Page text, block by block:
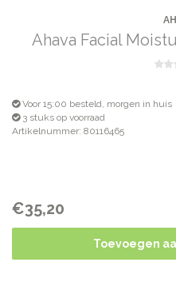
Ahava Facial
Voor 15:00 besteld, morgen in huis
3 stuks op voorraad
Artikelnummer: 80116465
€35,20
Toevoegen